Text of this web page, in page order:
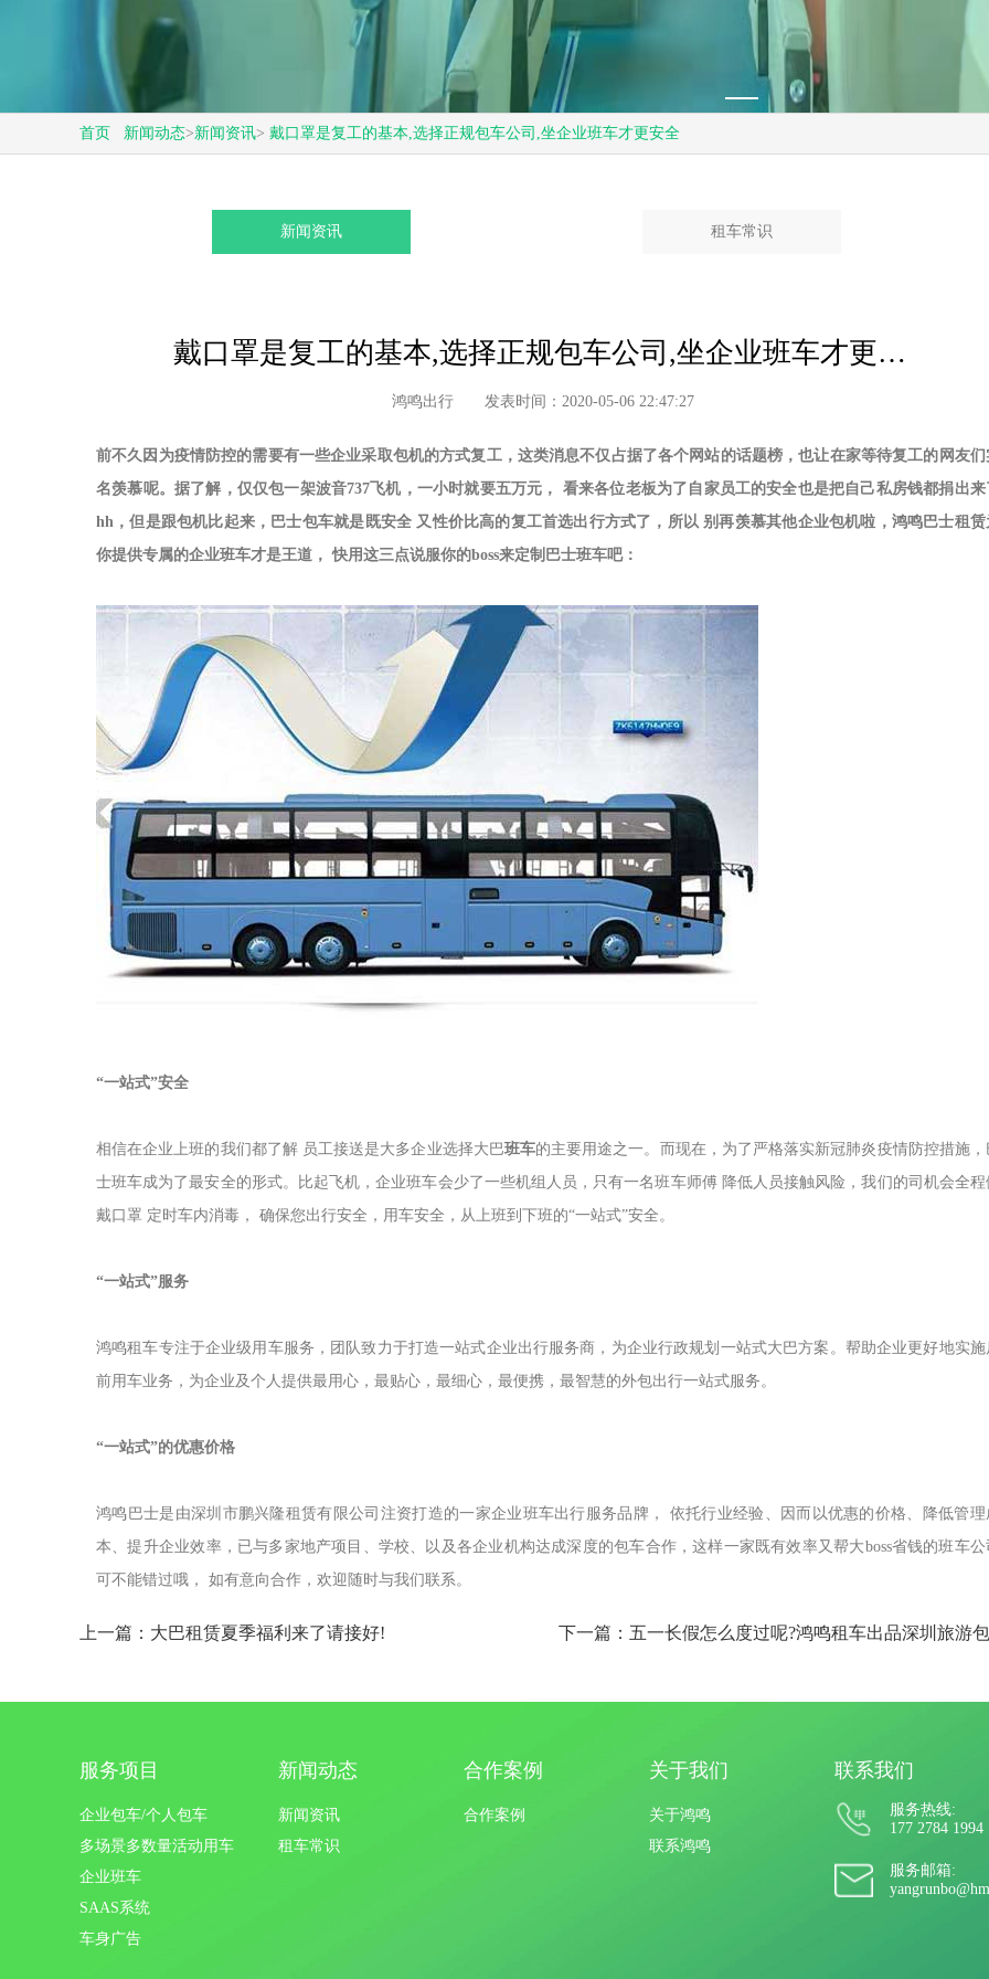
首页 新闻动态>新闻资讯> 戴口罩是复工的基本,选择正规包车公司,坐企业班车才更安全
新闻资讯 租车常识
戴口罩是复工的基本,选择正规包车公司,坐企业班车才更安全
鸿鸣出行 发表时间：2020-05-06 22:47:27
前不久因为疫情防控的需要有一些企业采取包机的方式复工，这类消息不仅占据了各个网站的话题榜，也让在家等待复工的网友们
名羡慕呢。据了解，仅仅包一架波音737飞机，一小时就要五万元， 看来各位老板为了自家员工的安全也是把自己私房钱都捐出来
hh，但是跟包机比起来，巴士包车就是既安全 又性价比高的复工首选出行方式了，所以 别再羡慕其他企业包机啦，鸿鸣巴士租赁
你提供专属的企业班车才是王道， 快用这三点说服你的boss来定制巴士班车吧：
“一站式”安全
相信在企业上班的我们都了解 员工接送是大多企业选择大巴班车的主要用途之一。而现在，为了严格落实新冠肺炎疫情防控措施，
士班车成为了最安全的形式。比起飞机，企业班车会少了一些机组人员，只有一名班车师傅 降低人员接触风险，我们的司机会全程
戴口罩 定时车内消毒， 确保您出行安全，用车安全，从上班到下班的“一站式”安全。
“一站式”服务
鸿鸣租车专注于企业级用车服务，团队致力于打造一站式企业出行服务商，为企业行政规划一站式大巴方案。帮助企业更好地实施
前用车业务，为企业及个人提供最用心，最贴心，最细心，最便携，最智慧的外包出行一站式服务。
“一站式”的优惠价格
鸿鸣巴士是由深圳市鹏兴隆租赁有限公司注资打造的一家企业班车出行服务品牌， 依托行业经验、因而以优惠的价格、降低管理
本、提升企业效率，已与多家地产项目、学校、以及各企业机构达成深度的包车合作，这样一家既有效率又帮大boss省钱的班车公
可不能错过哦， 如有意向合作，欢迎随时与我们联系。
上一篇：大巴租赁夏季福利来了请接好!
服务项目
企业包车/个人包车
多场景多数量活动用车
企业班车
SAAS系统
车身广告
新闻动态
新闻资讯
租车常识
合作案例
合作案例
关于我们
关于鸿鸣
联系鸿鸣
联系我们
服务热线:
177 2784 1994
服务邮箱: